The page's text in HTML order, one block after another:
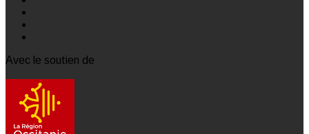
Avec le soutien de